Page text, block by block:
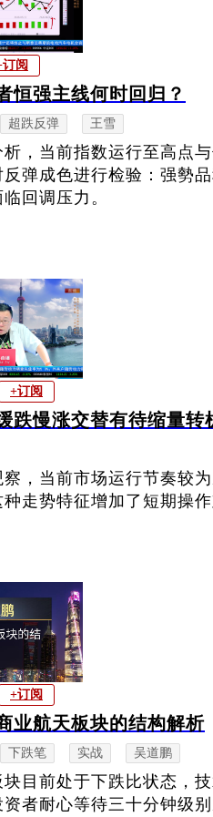
订阅
恒强主线何时回归？
超跌反弹 王雪
，当前指数运行至高点
弹成色进行检验：强勢
回调压力。
+订阅
跌慢涨交替有待缩量转
察，当前市场运行节奏较
走势特征增加了短期操作
+订阅
业航天板块的结构解析
下跌笔 实战 吴道鹏
目前处于下跌比状态，
者耐心等待三十分钟级